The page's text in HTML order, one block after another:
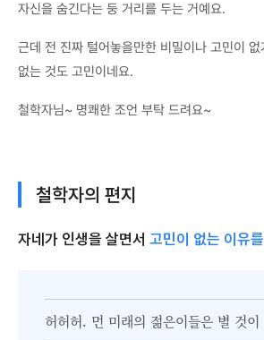
자신을 숨긴다는 둥 거리를 두는 거예요.
근데 전 진짜 털어놓을만한 비밀이나 고민이
없는 것도 고민이네요.
철학자님~ 명쾌한 조언 부탁 드려요~
철학자의 편지
자네가 인생을 살면서 고민이 없는 이유
허허허. 먼 미래의 젊은이들은 별 것이